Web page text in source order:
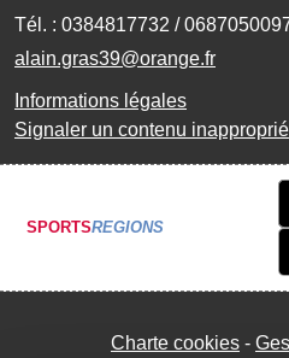
Tél. : 0384817732 /
alain.gras39@orange.fr
Informations légales
Signaler un contenu inapproprié
SPORTSREGIONS
Charte cookies